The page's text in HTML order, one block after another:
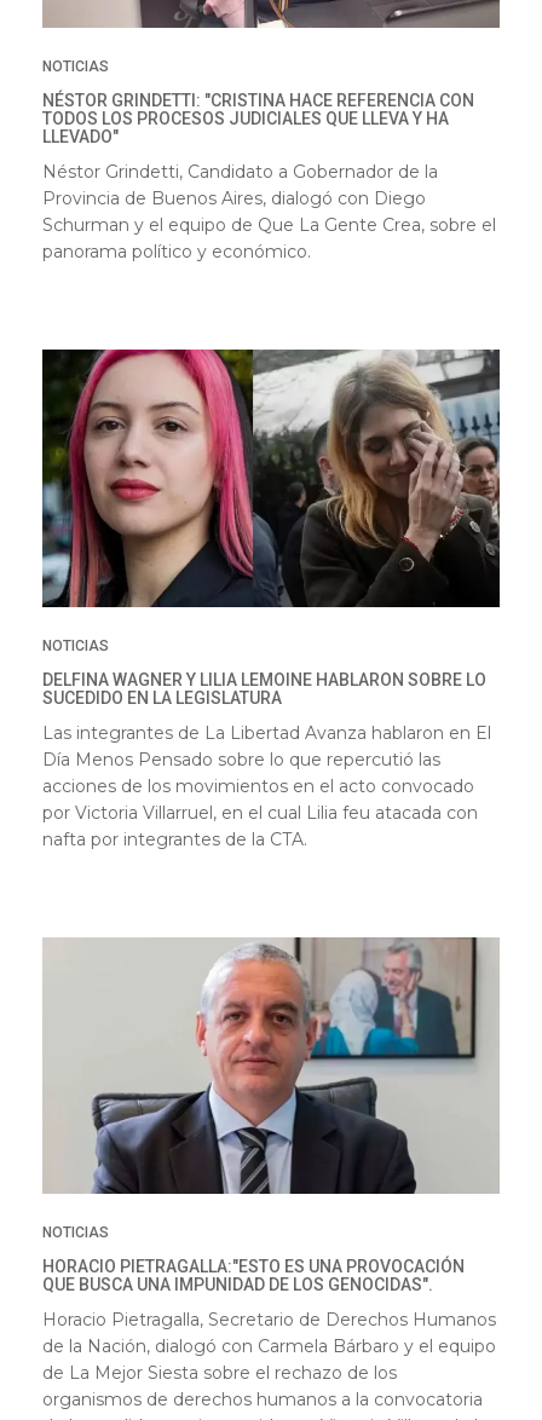
NOTICIAS
NÉSTOR GRINDETTI: "CRISTINA HACE REFERENCIA CON
TODOS LOS PROCESOS JUDICIALES QUE LLEVA Y HA
LLEVADO"
Néstor Grindetti, Candidato a Gobernador de la
Provincia de Buenos Aires, dialogó con Diego
Schurman y el equipo de Que La Gente Crea, sobre el
panorama político y económico.
NOTICIAS
DELFINA WAGNER Y LILIA LEMOINE HABLARON SOBRE LO
SUCEDIDO EN LA LEGISLATURA
Las integrantes de La Libertad Avanza hablaron en El
Día Menos Pensado sobre lo que repercutió las
acciones de los movimientos en el acto convocado
por Victoria Villarruel, en el cual Lilia feu atacada con
nafta por integrantes de la CTA.
NOTICIAS
HORACIO PIETRAGALLA:"ESTO ES UNA PROVOCACIÓN
QUE BUSCA UNA IMPUNIDAD DE LOS GENOCIDAS".
Horacio Pietragalla, Secretario de Derechos Humanos
de la Nación, dialogó con Carmela Bárbaro y el equipo
de La Mejor Siesta sobre el rechazo de los
organismos de derechos humanos a la convocatoria